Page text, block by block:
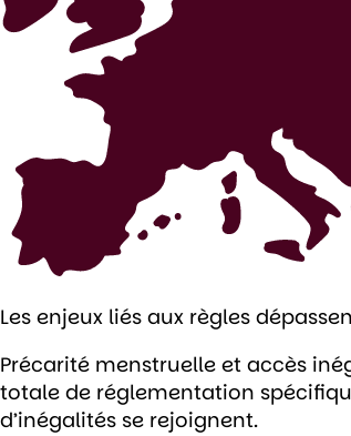
Les enjeux liés aux règles
Précarité menstruelle et accès
totale de réglementation
d’inégalités se rejoignent.